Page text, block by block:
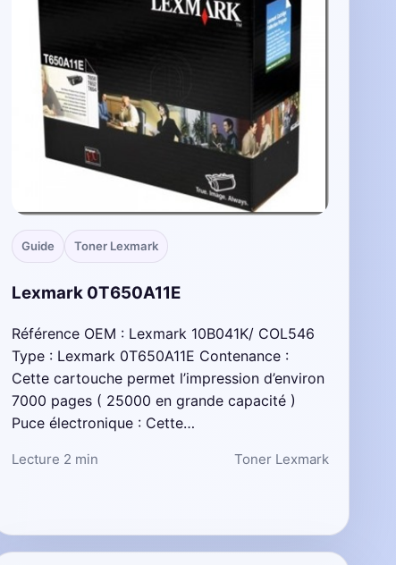
Guide Toner Lexmark
Lexmark 0T650A11E
Référence OEM : Lexmark 10B041K/ COL546
Type : Lexmark 0T650A11E Contenance :
Cette cartouche permet l’impression d’environ
7000 pages ( 25000 en grande capacité )
Puce électronique : Cette…
Lecture 2 min Toner Lexmark